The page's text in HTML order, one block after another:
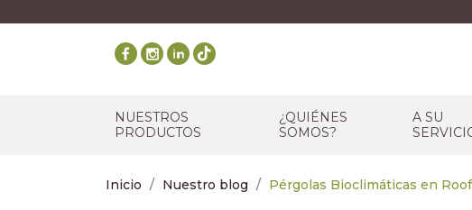
NUESTROS
PRODUCTOS
¿QUIÉNES
SOMOS?
A SU
Inicio Nuestro blog Pérgolas Bioclimáticas en